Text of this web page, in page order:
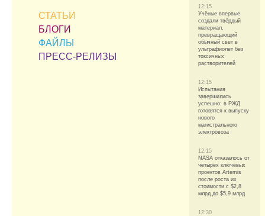
СТАТЬИ
БЛОГИ
ФАЙЛЫ
ПРЕСС-РЕЛИЗЫ
12:15
Учёные впервые
создали твёрдый
материал,
превращающий
обычный свет в
ультрафиолет без
токсичных
растворителей
12:15
Испытания
завершились
успешно: в РЖД
готовятся к выпуску
нового
магистрального
электровоза
12:15
NASA отказалось от
четырёх ключевых
проектов Artemis
после роста их
стоимости с $2,8
млрд до $5,9 млрд
12:30